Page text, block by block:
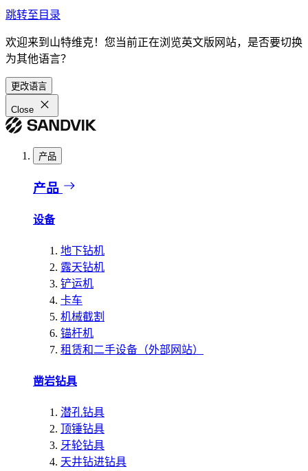
跳转至目录
欢迎来到山特维克！您当前正在浏览英文版网站，是否要切换
为其他语言？
更改语言
Close
产品
产品
设备
地下钻机
露天钻机
铲运机
卡车
机械截割
锚杆机
租赁和二手设备（外部网站）
凿岩钻具
潜孔钻具
顶锤钻具
牙轮钻具
天井钻进钻具